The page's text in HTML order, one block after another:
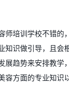
师培训学校不错的
知识做引导，且会
展趋势来安排教学
容方面的专业知识